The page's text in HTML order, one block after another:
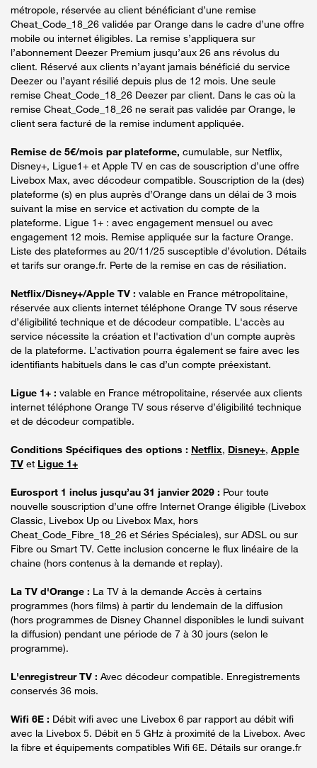
métropole, réservée au client bénéficiant d’une remise
Cheat_Code_18_26 validée par Orange dans le cadre d’une offre
mobile ou internet éligibles. La remise s’appliquera sur
l’abonnement Deezer Premium jusqu’aux 26 ans révolus du
client. Réservé aux clients n’ayant jamais bénéficié du service
Deezer ou l’ayant résilié depuis plus de 12 mois. Une seule
remise Cheat_Code_18_26 Deezer par client. Dans le cas où la
remise Cheat_Code_18_26 ne serait pas validée par Orange, le
client sera facturé de la remise indument appliquée.
Remise de 5€/mois par plateforme, cumulable, sur Netflix,
Disney+, Ligue1+ et Apple TV en cas de souscription d’une offre
Livebox Max, avec décodeur compatible. Souscription de la (des)
plateforme (s) en plus auprès d’Orange dans un délai de 3 mois
suivant la mise en service et activation du compte de la
plateforme. Ligue 1+ : avec engagement mensuel ou avec
engagement 12 mois. Remise appliquée sur la facture Orange.
Liste des plateformes au 20/11/25 susceptible d’évolution. Détails
et tarifs sur orange.fr. Perte de la remise en cas de résiliation.
Netflix/Disney+/Apple TV : valable en France métropolitaine,
réservée aux clients internet téléphone Orange TV sous réserve
d’éligibilité technique et de décodeur compatible. L'accès au
service nécessite la création et l'activation d'un compte auprès
de la plateforme. L’activation pourra également se faire avec les
identifiants habituels dans le cas d’un compte préexistant.
Ligue 1+ : valable en France métropolitaine, réservée aux clients
internet téléphone Orange TV sous réserve d’éligibilité technique
et de décodeur compatible.
Conditions Spécifiques des options : Netflix, Disney+, Apple
TV et Ligue 1+
Eurosport 1 inclus jusqu’au 31 janvier 2029 : Pour toute
nouvelle souscription d’une offre Internet Orange éligible (Livebox
Classic, Livebox Up ou Livebox Max, hors
Cheat_Code_Fibre_18_26 et Séries Spéciales), sur ADSL ou sur
Fibre ou Smart TV. Cette inclusion concerne le flux linéaire de la
chaine (hors contenus à la demande et replay).
La TV d'Orange : La TV à la demande Accès à certains
programmes (hors films) à partir du lendemain de la diffusion
(hors programmes de Disney Channel disponibles le lundi suivant
la diffusion) pendant une période de 7 à 30 jours (selon le
programme).
L'enregistreur TV : Avec décodeur compatible. Enregistrements
conservés 36 mois.
Wifi 6E : Débit wifi avec une Livebox 6 par rapport au débit wifi
avec la Livebox 5. Débit en 5 GHz à proximité de la Livebox. Avec
la fibre et équipements compatibles Wifi 6E. Détails sur orange.fr